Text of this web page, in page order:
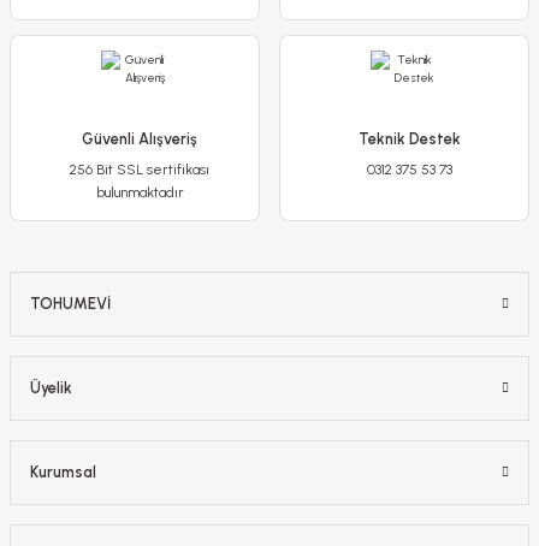
Güvenli Alışveriş
256 Bit SSL sertifikası
bulunmaktadır
Teknik Destek
0312 375 53 73
TOHUMEVİ
Üyelik
Kurumsal